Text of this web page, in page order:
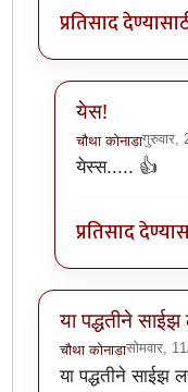
प्रतिसाद
येस!
चौथा कोनाडागुरुवार,
In reply to
येस्स..... 👍
प्रतिसाद
या पद्धतीने
चौथा कोनाडासोमवार,
या पद्धतीने साईझ